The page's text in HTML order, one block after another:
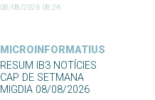
08/08/2026 08:26
MICROINFORMATIUS
RESUM IB3 NOTÍCIES
CAP DE SETMANA
MIGDIA 08/08/2026